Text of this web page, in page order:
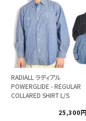
RADIALL ラディアル
POWERGLIDE - REGULAR
COLLARED SHIRT L/S
25,300